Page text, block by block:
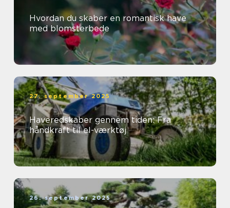
Hvordan du skaber en romantisk have
med blomsterbede
27. september 2025
Haveredskaber gennem tiden: Fra
håndkraft til el-værktøj
26. september 2025